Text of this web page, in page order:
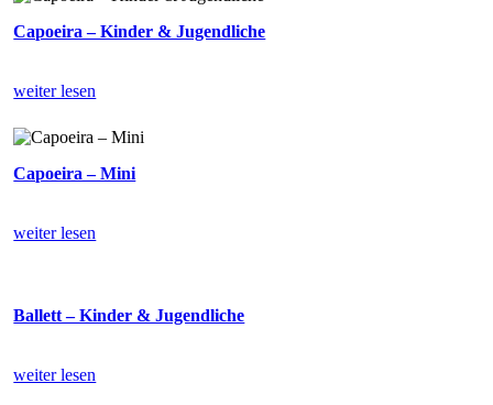
Capoeira – Kinder & Jugendliche
weiter lesen
Capoeira – Mini
weiter lesen
Ballett – Kinder & Jugendliche
weiter lesen